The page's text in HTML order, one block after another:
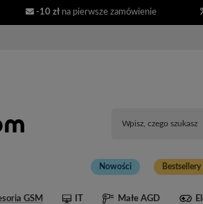
-10 zł na pierwsze zamówienie
Nowości Bestsellery
GSM IT Małe AGD